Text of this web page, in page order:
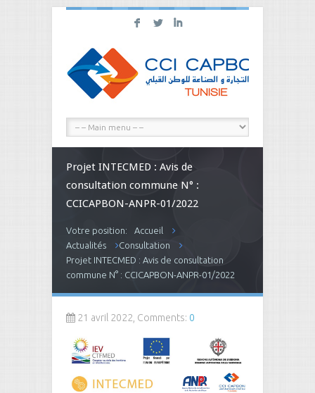
F L I
Projet INTECMED : Avis de
consultation commune N° :
CCICAPBON-ANPR-01/2022
Votre position:
Accueil
Actualités
Consultation
Projet INTECMED : Avis de consultation
commune N° : CCICAPBON-ANPR-01/2022
21 avril 2022, Comments: 0